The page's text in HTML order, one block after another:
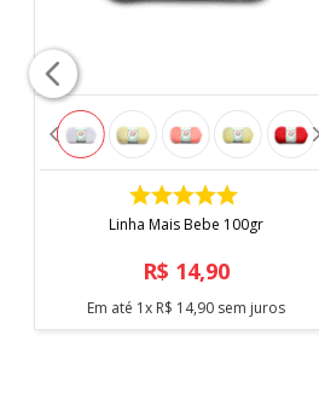
COMPRAR
Linha Mais Bebe 100gr
R$ 14,90
Em até 1x R$ 14,90sem juros